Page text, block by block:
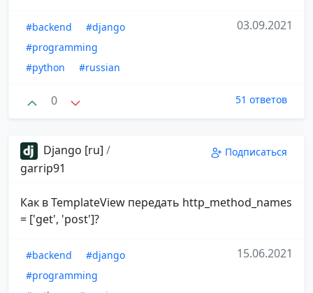
#backend
#django
#programming
#python
#russian
03.09.2021
0 51 ответов
Django [ru] /
garrip91
Подписаться
Как в TemplateView передать http_method_names
= ['get', 'post']?
#backend
#django
#programming
15.06.2021